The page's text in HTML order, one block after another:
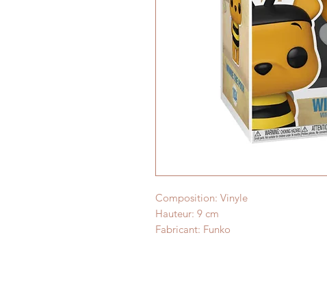
Composition: Vinyle
Hauteur: 9 cm
Fabricant: Funko